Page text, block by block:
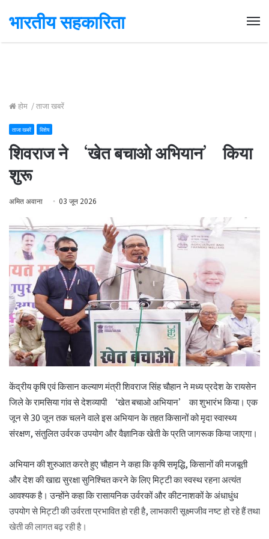
भारतीय सहकारिता
होम /ताजा खबरें
ताजा खबरें विशेष
शिवराज ने ‘खेत बचाओ अभियान’ किया
शुरू
अमित अवाना 03 जून 2026
केंद्रीय कृषि एवं किसान कल्याण मंत्री शिवराज सिंह चौहान ने मध्य प्रदेश के रायसेन
जिले के रामसिया गांव से देशव्यापी ‘खेत बचाओ अभियान’ का शुभारंभ किया। एक
जून से 30 जून तक चलने वाले इस अभियान के तहत किसानों को मृदा स्वास्थ्य
संरक्षण, संतुलित उर्वरक उपयोग और वैज्ञानिक खेती के प्रति जागरूक किया जाएगा।
अभियान की शुरुआत करते हुए चौहान ने कहा कि कृषि समृद्धि, किसानों की मजबूती
और देश की खाद्य सुरक्षा सुनिश्चित करने के लिए मिट्टी का स्वस्थ रहना अत्यंत
आवश्यक है। उन्होंने कहा कि रासायनिक उर्वरकों और कीटनाशकों के अंधाधुंध
उपयोग से मिट्टी की उर्वरता प्रभावित हो रही है, लाभकारी सूक्ष्मजीव नष्ट हो रहे हैं तथा
खेती की लागत बढ़ रही है।